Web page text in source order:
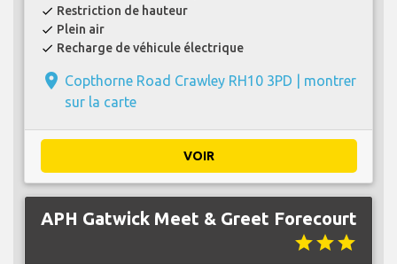
check Restriction de hauteur
check Plein air
check Recharge de véhicule électrique
place Copthorne Road Crawley RH10 3PD | montrer
sur la carte
VOIR
APH Gatwick Meet & Greet Forecourt
starstarstar